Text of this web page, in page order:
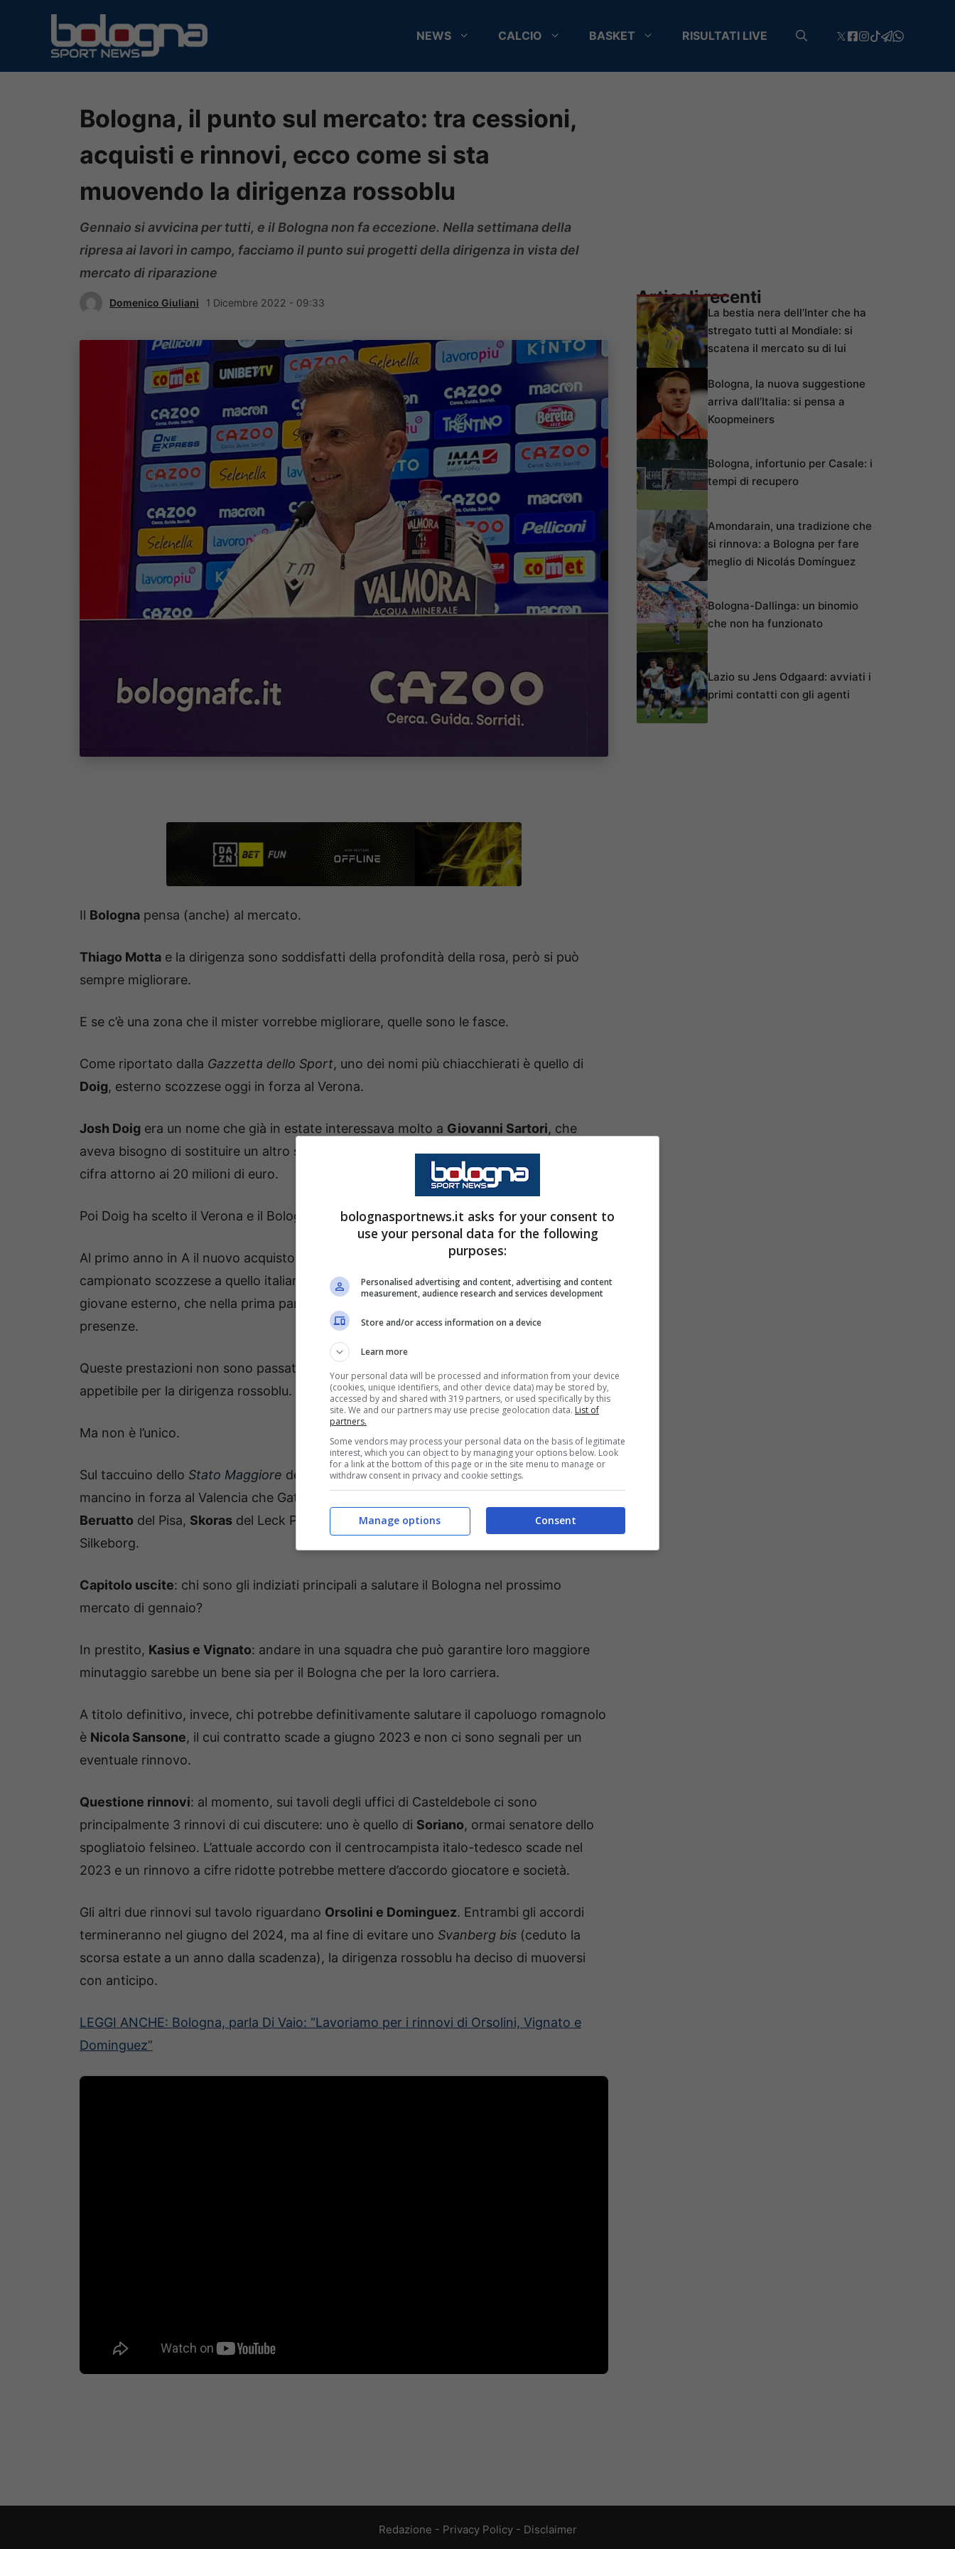
contenuto
NEWS CALCIO BASKET RISULTATI LIVE
Bologna, il punto sul mercato: tra cessioni,
acquisti e rinnovi, ecco come si sta
muovendo la dirigenza rossoblu
Gennaio si avvicina per tutti, e il Bologna non fa eccezione. Nella settimana della
ripresa ai lavori in campo, facciamo il punto sui progetti della dirigenza in vista del
mercato di riparazione
Domenico Giuliani 1 Dicembre 2022 - 09:33
Il Bologna pensa (anche) al mercato.
Thiago Motta e la dirigenza sono soddisfatti della profondità della rosa, però si può
sempre migliorare.
E se c’è una zona che il mister vorrebbe migliorare, quelle sono le fasce.
Come riportato dalla Gazzetta dello Sport, uno dei nomi più chiacchierati è quello di
Doig, esterno scozzese oggi in forza al Verona.
Josh Doig era un nome che già in estate interessava molto a Giovanni Sartori, che
aveva bisogno di sostituire un altro scozzese, quell’
Hickeyceduto al Brentford per una
cifra attorno ai 20 milioni di euro.
Poi Doig ha scelto il Verona e il Bologna ha arruolatoCambiaso e Lykogiannis.
Al primo anno in A il nuovo acquisto degli scaligeri sta facendo molto bene. Il salto dal
campionato scozzese a quello italiano è stato meno impattante del previsto per il
giovane esterno, che nella prima parte di campionato ha messo a referto 2 gol in 9
presenze.
Queste prestazioni non sono passate inosservate, e Josh Doig è un nome che è tornato
appetibile per la dirigenza rossoblu.
Ma non è l’unico.
Sul taccuino dello Stato Maggiore del Bologna sono segnati i nomi diToni Lato
mancino in forza al Valencia che Gattuso non avrebbe problemi a mandare in prestito;
Beruatto del Pisa, Skoras del Leck Poznan e Sebastian Jorgensen
, ala mancina del
Silkeborg.
Capitolo uscite: chi sono gli indiziati principali a salutare il Bologna nel prossimo
mercato di gennaio?
In prestito, Kasius e Vignato: andare in una squadra che può garantire loro maggiore
minutaggio sarebbe un bene sia per il Bologna che per la loro carriera.
A titolo definitivo, invece, chi potrebbe definitivamente salutare il capoluogo romagnolo
è Nicola Sansone, il cui contratto scade a giugno 2023 e non ci sono segnali per un
eventuale rinnovo.
Questione rinnovi: al momento, sui tavoli degli uffici di Casteldebole ci sono
principalmente 3 rinnovi di cui discutere: uno è quello di Soriano, ormai senatore dello
spogliatoio felsineo. L’attuale accordo con il centrocampista italo-tedesco scade nel
2023 e un rinnovo a cifre ridotte potrebbe mettere d’accordo giocatore e società.
Gli altri due rinnovi sul tavolo riguardano Orsolini e Dominguez. Entrambi gli accordi
termineranno nel giugno del 2024, ma al fine di evitare uno Svanberg bis (ceduto la
scorsa estate a un anno dalla scadenza), la dirigenza rossoblu ha deciso di muoversi
con anticipo.
LEGGI ANCHE: Bologna, parla Di Vaio: “Lavoriamo per i rinnovi di Orsolini, Vignato e
Dominguez”
Articoli recenti
La bestia nera dell’Inter che ha
stregato tutti al Mondiale: si
scatena il mercato su di lui
Bologna, la nuova suggestione
arriva dall’Italia: si pensa a
Koopmeiners
Bologna, infortunio per Casale: i
tempi di recupero
Amondarain, una tradizione che
si rinnova: a Bologna per fare
meglio di Nicolás Domínguez
Bologna-Dallinga: un binomio
che non ha funzionato
Lazio su Jens Odgaard: avviati i
primi contatti con gli agenti
Redazione - Privacy Policy- Disclaimer
bolognasportnews.it asks for your consent to
use your personal data for the following
purposes:
Personalised advertising and content, advertising and content
measurement, audience research and services development
Store and/or access information on a device
Learn more
Your personal data will be processed and information from your device
(cookies, unique identifiers, and other device data) may be stored by,
accessed by and shared with 319 partners, or used specifically by this
site. We and our partners may use precise geolocation data. List of
partners.
Some vendors may process your personal data on the basis of legitimate
interest, which you can object to by managing your options below. Look
for a link at the bottom of this page or in the site menu to manage or
withdraw consent in privacy and cookie settings.
Consent
Manage options